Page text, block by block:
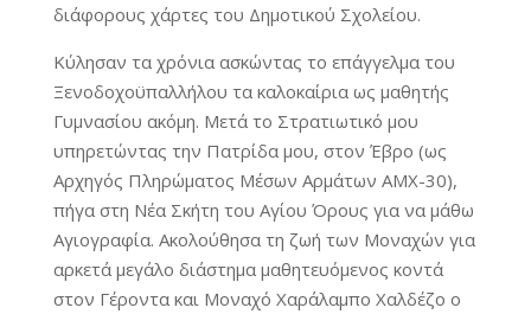
διάφορους χάρτες του Δημοτικού Σχολείου.
Κύλησαν τα χρόνια ασκώντας το επάγγελμα του
Ξενοδοχοϋπαλλήλου τα καλοκαίρια ως μαθητής
Γυμνασίου ακόμη. Μετά το Στρατιωτικό μου
υπηρετώντας την Πατρίδα μου, στον Έβρο (ως
Αρχηγός Πληρώματος Μέσων Αρμάτων ΑΜΧ-30),
πήγα στη Νέα Σκήτη του Αγίου Όρους για να μάθω
Αγιογραφία. Ακολούθησα τη ζωή των Μοναχών για
αρκετά μεγάλο διάστημα μαθητευόμενος κοντά
στον Γέροντα και Μοναχό Χαράλαμπο Χαλδέζο ο